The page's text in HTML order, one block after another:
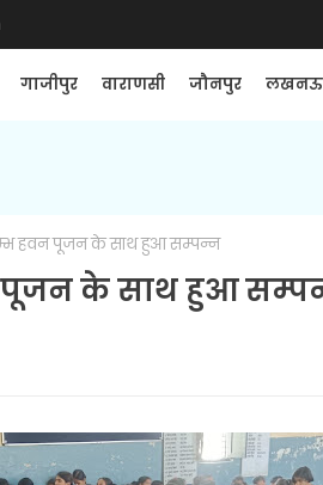
गाजीपुर वाराणसी जौनपुर लखनऊ
हवन पूजन के साथ हुआ सम्पन्न
पूजन के साथ हुआ